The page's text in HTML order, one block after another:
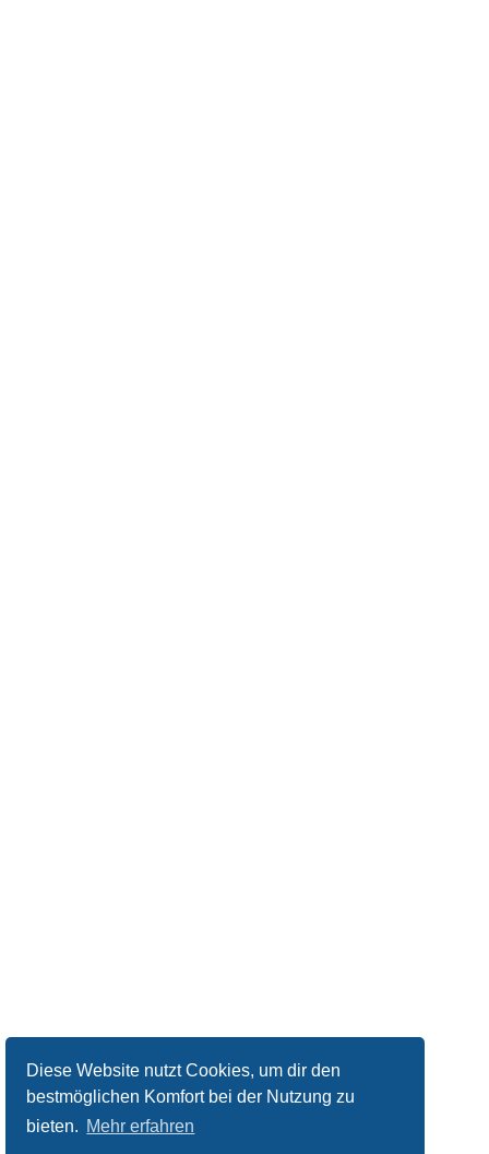
Diese Website nutzt Cookies, um dir den
bestmöglichen Komfort bei der Nutzung zu
bieten. Mehr erfahren